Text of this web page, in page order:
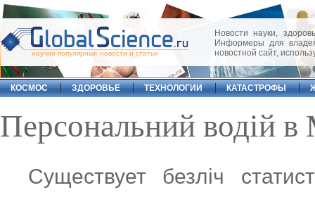
научно-популярные новости и статьи
Новости науки,
Информеры для
новостной сайт,
КОСМОС ЗДОРОВЬЕ ТЕХНОЛОГИИ КАТАСТРОФЫ
Персональний водій в
Существует безліч